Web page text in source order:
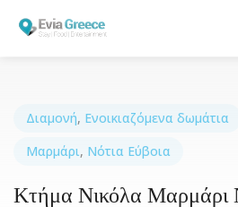
Τοποθεσία
Διαμονή, Ενοικιαζόμενα δωμάτια
Μαρμάρι, Νότια Εύβοια
Κτήμα Νικόλα Μαρμάρι